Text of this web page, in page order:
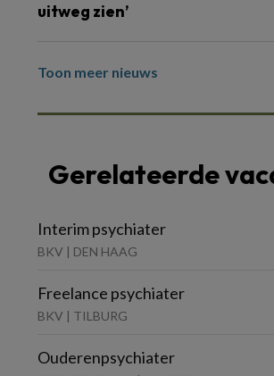
uitweg zien’
Toon meer nieuws
Gerelateerde
Interim psychiater
BKV | DEN HAAG
Freelance psychiater
BKV | TILBURG
Ouderenpsychiater